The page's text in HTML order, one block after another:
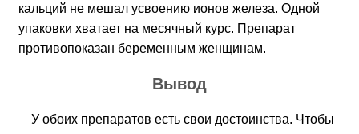
кальций не мешал усвоению ионов железа. Одной
упаковки хватает на месячный курс. Препарат
противопоказан беременным женщинам.
Вывод
У обоих препаратов есть свои достоинства. Чтобы